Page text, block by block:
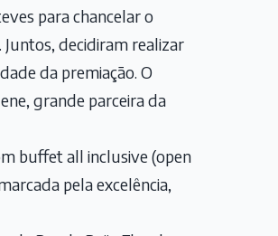
para chancelar o
decidiram realizar
da premiação. O
grande parceira da
buffet all inclusive (open
pela excelência,